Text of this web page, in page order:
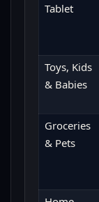
Tablet
Toys, Kids
& Babies
Groceries
& Pets